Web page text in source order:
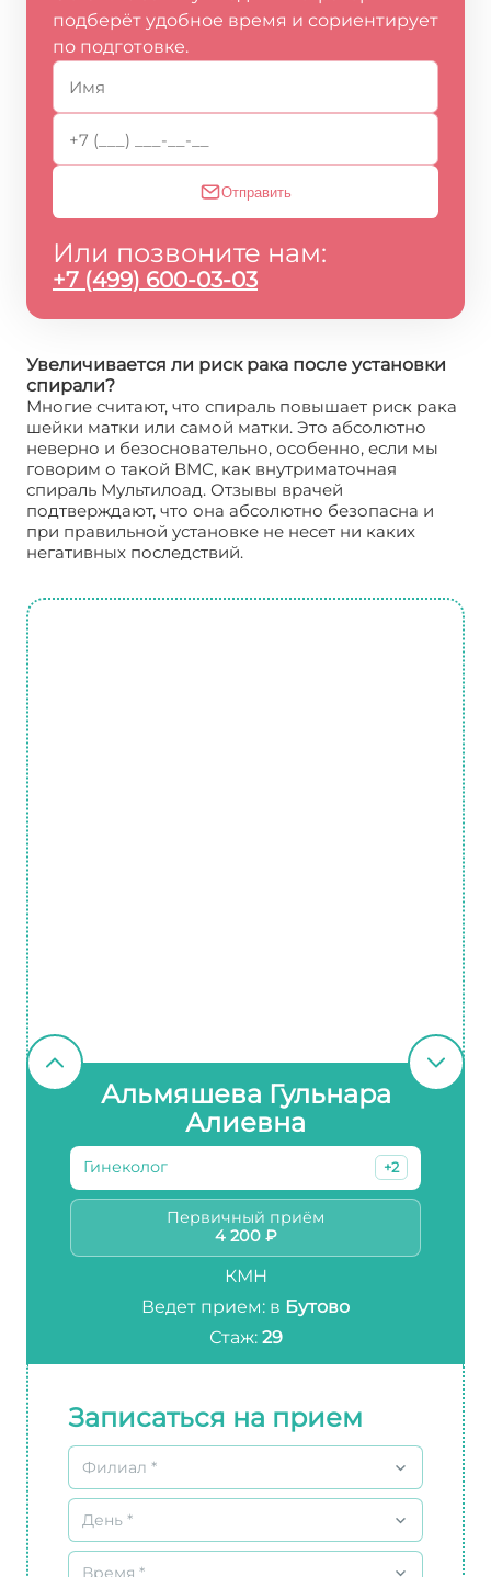
подберёт удобное время и сориентирует
по подготовке.
Отправить
Или позвоните нам:
+7 (499) 600-03-03
Увеличивается ли риск рака после установки
спирали?
Многие считают, что спираль повышает риск рака
шейки матки или самой матки. Это абсолютно
неверно и безосновательно, особенно, если мы
говорим о такой ВМС, как внутриматочная
спираль Мультилоад. Отзывы врачей
подтверждают, что она абсолютно безопасна и
при правильной установке не несет ни каких
негативных последствий.
Альмяшева Гульнара
Алиевна
Гинеколог +2
Первичный приём
4 200 ₽
КМН
Ведет прием: в Бутово
Стаж: 29
Записаться на прием
Филиал *
День *
Время *